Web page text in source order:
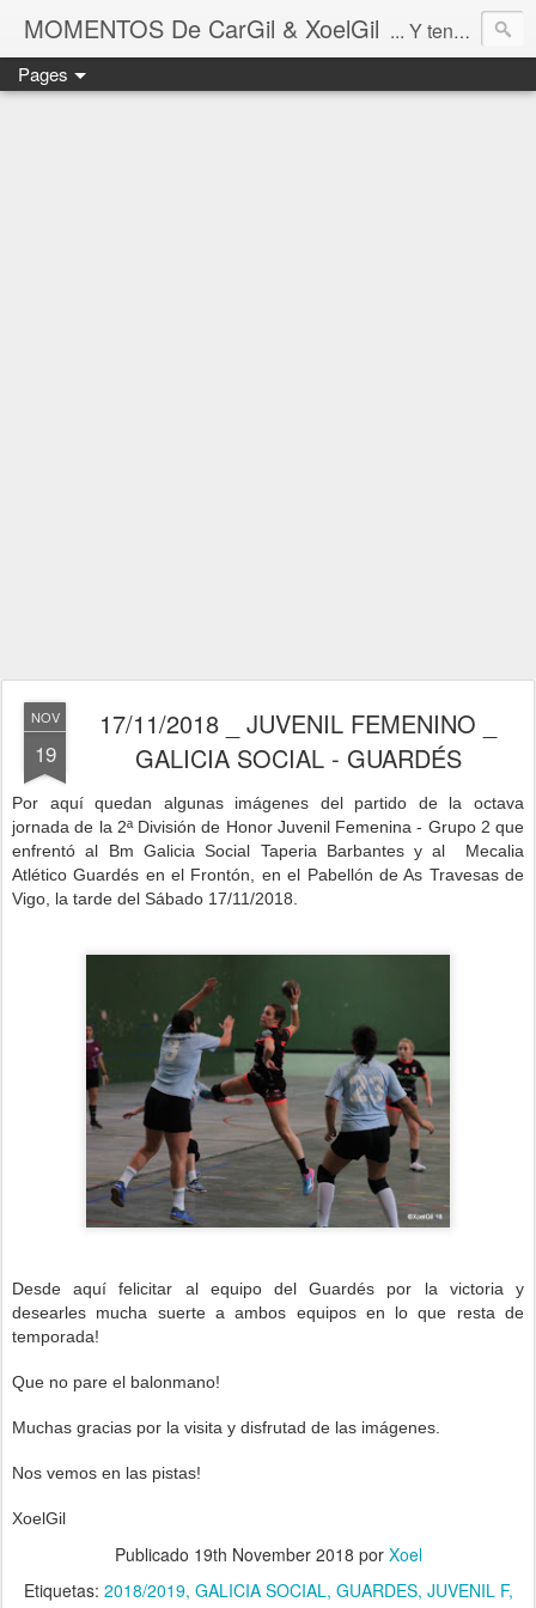
MOMENTOS De CarGil & XoelGil ... Y tengan cuidado ahí fuera, por favor.
Pages
NOV
19
17/11/2018 _ JUVENIL FEMENINO _
GALICIA SOCIAL - GUARDÉS
Por aquí quedan algunas imágenes del partido de la octava
jornada de la 2ª División de Honor Juvenil Femenina - Grupo 2 que
enfrentó al Bm Galicia Social Taperia Barbantes y al Mecalia
Atlético Guardés en el Frontón, en el Pabellón de As Travesas de
Vigo, la tarde del Sábado 17/11/2018.
Desde aquí felicitar al equipo del Guardés por la victoria y
desearles mucha suerte a ambos equipos en lo que resta de
temporada!
Que no pare el balonmano!
Muchas gracias por la visita y disfrutad de las imágenes.
Nos vemos en las pistas!
XoelGil
Publicado 19th November 2018 por Xoel
Etiquetas: 2018/2019 GALICIA SOCIAL GUARDES JUVENIL F